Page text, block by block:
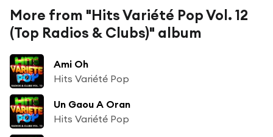
More from "Hits Variété Pop Vol. 12
(Top Radios & Clubs)" album
Ami Oh
Hits Variété Pop
Un Gaou A Oran
Hits Variété Pop